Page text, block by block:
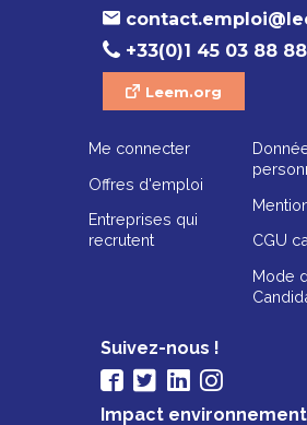
+33(0)1 45 03 88 88
Leem.org
Me connecter
Offres d'emploi
Entreprises qui
recrutent
CGU
Mode
Suivez-nous !
Impact